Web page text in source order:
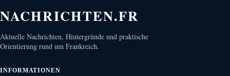
NACHRICHTEN.FR
Aktuelle Nachrichten, Hintergründe und praktische
Orientierung rund um Frankreich.
INFORMATIONEN